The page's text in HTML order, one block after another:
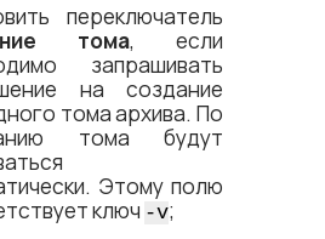
переключатель
тома, если
запрашивать
на создание
тома архива. По
тома будут
Этому полю
ключ -v;